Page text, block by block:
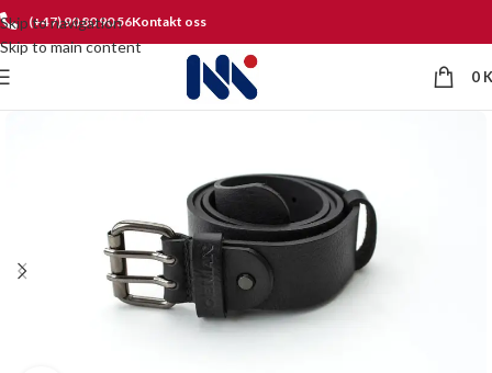
Skip to navigation
Skip to main content
(+47) 90 80 90 56Kontakt oss
0